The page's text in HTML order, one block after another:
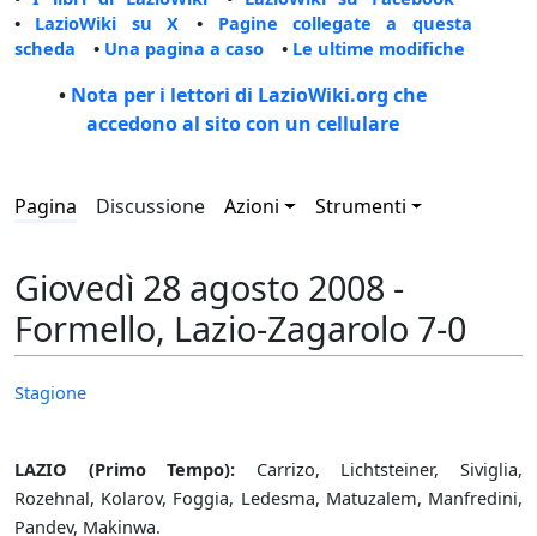
• LazioWiki su X • Pagine collegate a questa
scheda • Una pagina a caso • Le ultime modifiche
• Nota per i lettori di LazioWiki.org che
accedono al sito con un cellulare
Pagina Discussione Azioni Strumenti
Giovedì 28 agosto 2008 -
Formello, Lazio-Zagarolo 7-0
Stagione
LAZIO (Primo Tempo): Carrizo, Lichtsteiner, Siviglia,
Rozehnal, Kolarov, Foggia, Ledesma, Matuzalem, Manfredini,
Pandev, Makinwa.